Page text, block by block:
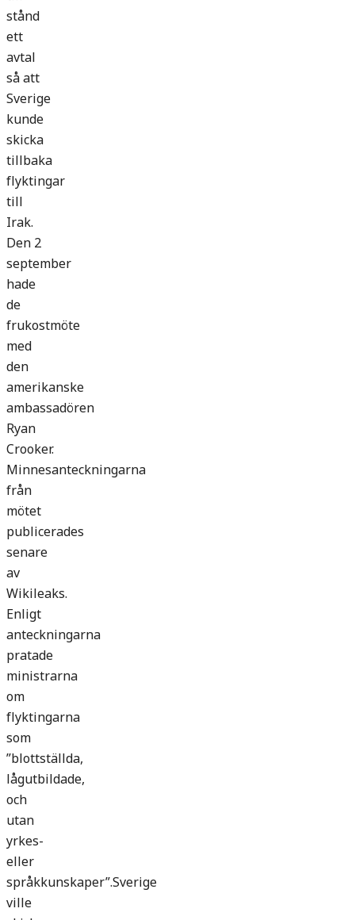
stånd
ett
avtal
så att
Sverige
kunde
skicka
tillbaka
flyktingar
till
Irak.
Den 2
september
hade
de
frukostmöte
med
den
amerikanske
ambassadören
Ryan
Crooker.
Minnesanteckningarna
från
mötet
publicerades
senare
av
Wikileaks.
Enligt
anteckningarna
pratade
ministrarna
om
flyktingarna
som
”blottställda,
lågutbildade,
och
utan
yrkes-
eller
språkkunskaper”.Sverige
ville